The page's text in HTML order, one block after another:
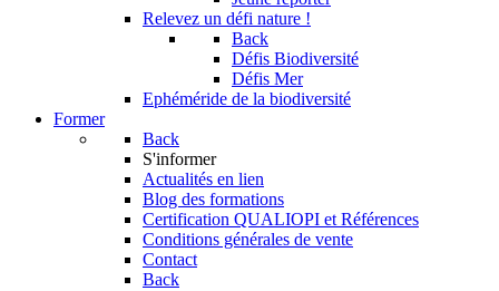
Relevez un défi nature !
Back
Défis Biodiversité
Défis Mer
Ephéméride de la biodiversité
Former
Back
S'informer
Actualités en lien
Blog des formations
Certification QUALIOPI et Références
Conditions générales de vente
Contact
Back